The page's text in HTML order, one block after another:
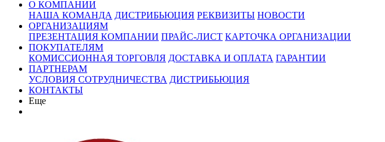
О КОМПАНИИ
НАША КОМАНДА ДИСТРИБЬЮЦИЯ РЕКВИЗИТЫ НОВОСТИ
ОРГАНИЗАЦИЯМ
ПРЕЗЕНТАЦИЯ КОМПАНИИ ПРАЙС-ЛИСТ КАРТОЧКА ОРГАНИЗАЦИИ
ПОКУПАТЕЛЯМ
КОМИССИОННАЯ ТОРГОВЛЯ ДОСТАВКА И ОПЛАТА ГАРАНТИИ
ПАРТНЕРАМ
УСЛОВИЯ СОТРУДНИЧЕСТВА ДИСТРИБЬЮЦИЯ
КОНТАКТЫ
Еще